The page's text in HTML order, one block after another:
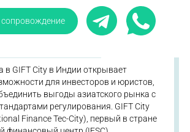
сопровождение
в GIFT City в Индии открывает
для инвесторов и юристов,
выгоды азиатского рынка с
регулирования. GIFT City
Finance Tec-City), первый в стране